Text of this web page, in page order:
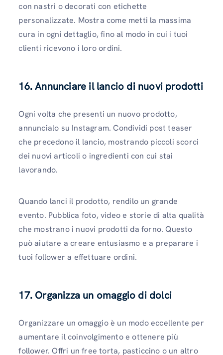
con nastri o decorati con etichette
personalizzate. Mostra come metti la massima
cura in ogni dettaglio, fino al modo in cui i tuoi
clienti ricevono i loro ordini.
16. Annunciare il lancio di nuovi prodotti
Ogni volta che presenti un nuovo prodotto,
annuncialo su Instagram. Condividi post teaser
che precedono il lancio, mostrando piccoli scorci
dei nuovi articoli o ingredienti con cui stai
lavorando.
Quando lanci il prodotto, rendilo un grande
evento. Pubblica foto, video e storie di alta qualità
che mostrano i nuovi prodotti da forno. Questo
può aiutare a creare entusiasmo e a preparare i
tuoi follower a effettuare ordini.
17. Organizza un omaggio di dolci
Organizzare un omaggio è un modo eccellente per
aumentare il coinvolgimento e ottenere più
follower. Offri un free torta, pasticcino o un altro